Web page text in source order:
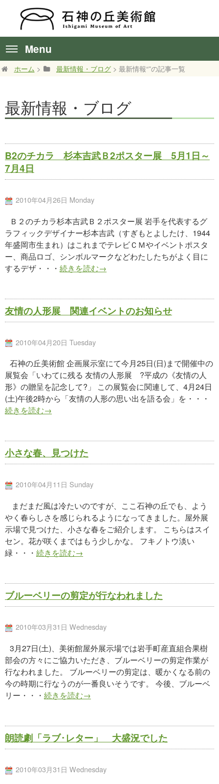
Menu
ホーム > 最新情報・ブログ > 最新情報“”の記事一覧
最新情報・ブログ
B2のチカラ 杉本吉武Ｂ2ポスター展 5月1日～
7月4日
2010年04月26日 Monday
Ｂ２のチカラ杉本吉武Ｂ２ポスター展 岩手を代表するグ
ラフィックデザイナー杉本吉武（すぎもとよしたけ、1944
年盛岡市生まれ）はこれまでテレビＣＭやイベントポスタ
ー、商品ロゴ、シンボルマークなどわたしたちがよく目に
するデザ・・・ 続きを読む→
友情の人形展 関連イベントのお知らせ
2010年04月20日 Tuesday
石神の丘美術館 企画展示室にて今月25日(日)まで開催中の
展覧会「いわてに残る 友情の人形展 ?平成の《友情の人
形》の贈呈を記念して?」 この展覧会に関連して、4月24日
(土)午後2時から「友情の人形の思い出を語る会」を・・・
続きを読む→
小さな春、見つけた
2010年04月11日 Sunday
まだまだ風は冷たいのですが、ここ石神の丘でも、よう
やく春らしさを感じられるようになってきました。屋外展
示場で見つけた、小さな春をご紹介します。 こちらはスイ
セン。花が咲くまではもう少しかな。 フキノトウ淡い
緑・・・ 続きを読む→
ブルーベリーの剪定が行なわれました
2010年03月31日 Wednesday
3月27日(土)、美術館屋外展示場では岩手町産直組合果樹
部会の方々にご協力いただき、ブルーベリーの剪定作業が
行なわれました。 ブルーベリーの剪定は、暖かくなる前の
今の時期に行なうのが一番良いそうです。 今後、ブルーベ
リー・・・ 続きを読む→
朗読劇「ラブ･レター」 大盛況でした
2010年03月31日 Wednesday